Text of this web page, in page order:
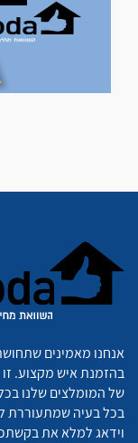
אנחנו מאמינים
בהזמנת איש מקצוע.
של המומלצים שלנו
בכל בעיה שמתעוררת
וידאג למלא את